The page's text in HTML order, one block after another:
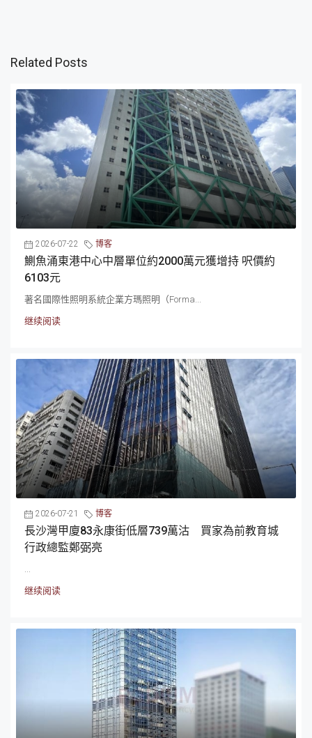
Related Posts
2026-07-22 博客
鰂魚涌東港中心中層單位約2000萬元獲增持 呎價約
6103元
著名國際性照明系統企業方瑪照明（Forma...
继续阅读
2026-07-21 博客
長沙灣甲廈83永康街低層739萬沽 買家為前教育城
行政總監鄭弼亮
...
继续阅读